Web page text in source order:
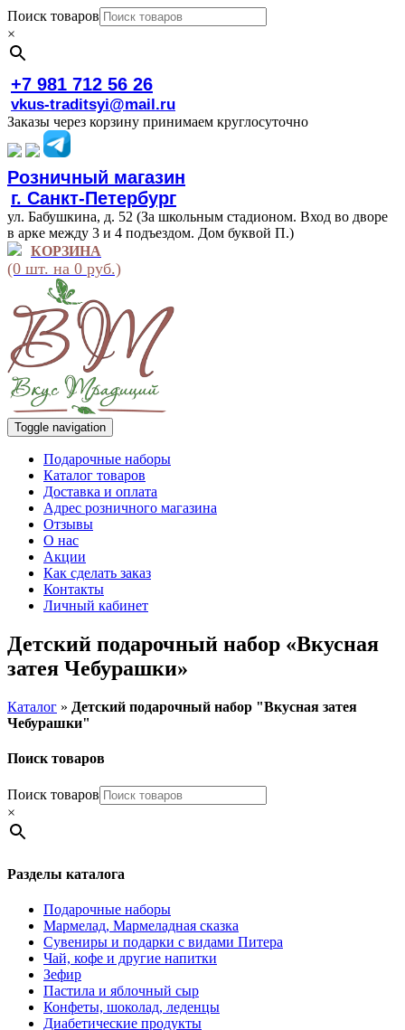
Поиск товаров
×
+7 981 712 56 26
vkus-traditsyi@mail.ru
Заказы через корзину принимаем круглосуточно
Розничный магазин
г. Санкт-Петербург
ул. Бабушкина, д. 52 (За школьным стадионом. Вход во дворе
в арке между 3 и 4 подъездом. Дом буквой П.)
КОРЗИНА
(0 шт. на 0 руб.)
Toggle navigation
Подарочные наборы
Каталог товаров
Доставка и оплата
Адрес розничного магазина
Отзывы
О нас
Акции
Как сделать заказ
Контакты
Личный кабинет
Детский подарочный набор «Вкусная
затея Чебурашки»
Каталог » Детский подарочный набор "Вкусная затея
Чебурашки"
Поиск товаров
Поиск товаров
×
Разделы каталога
Подарочные наборы
Мармелад, Мармеладная сказка
Сувениры и подарки с видами Питера
Чай, кофе и другие напитки
Зефир
Пастила и яблочный сыр
Конфеты, шоколад, леденцы
Диабетические продукты